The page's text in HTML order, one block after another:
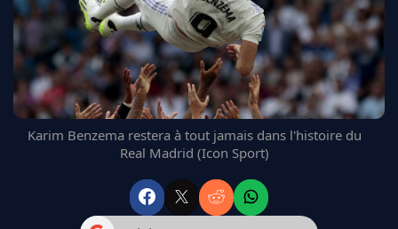
FC BARCELONE
MANCHESTER UNITED
CHELSEA
ARSENAL
BAYERN
Karim Benzema restera à tout jamais dans l'histoire du
Real Madrid (Icon Sport)